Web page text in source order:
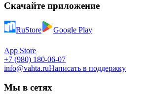
Скачайте приложение
RuStore Google Play
App Store
+7 (980) 180-06-07
info@vahta.ruНаписать в поддержку
Мы в сетях